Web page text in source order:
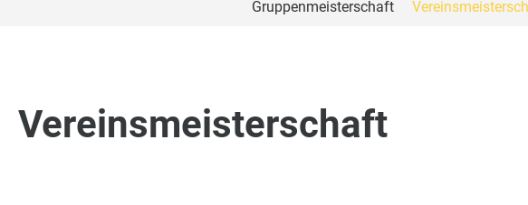
Gruppenmeisterschaft
Vereinsmeisterschaft